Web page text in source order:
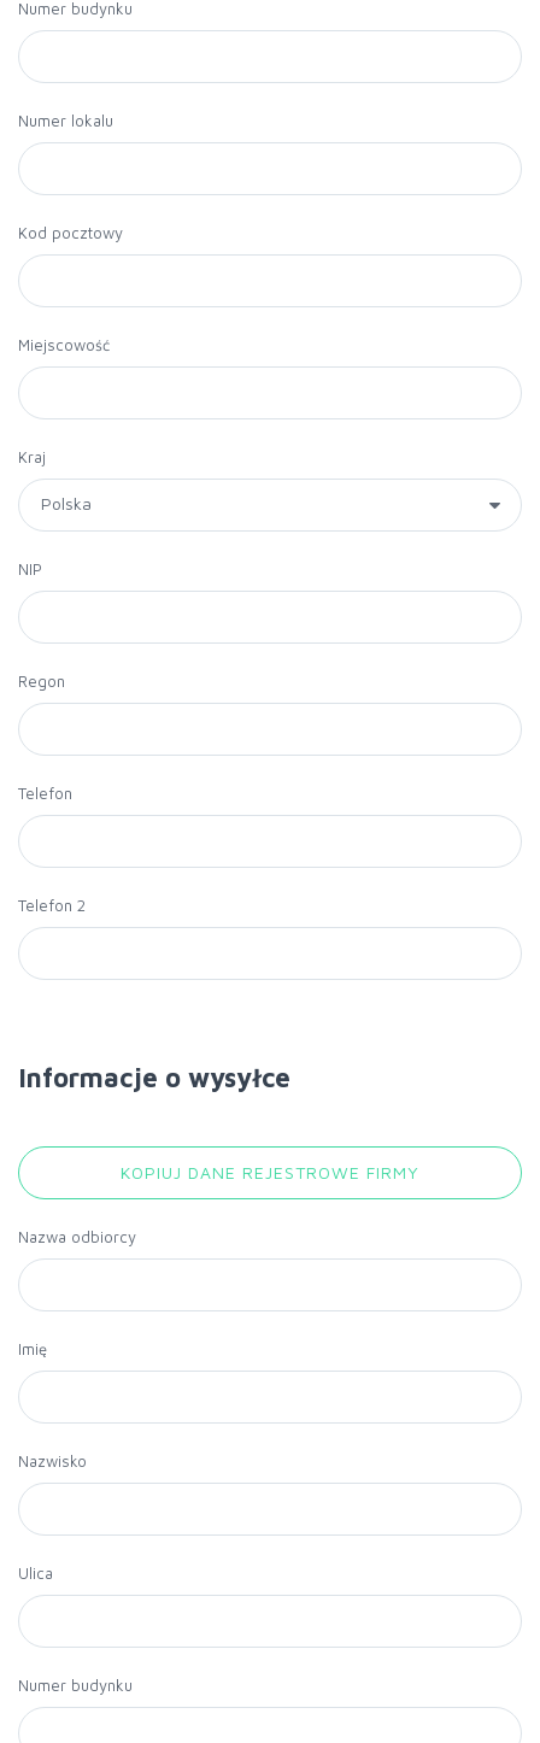
Numer budynku
Numer lokalu
Kod pocztowy
Miejscowość
Kraj
NIP
Regon
Telefon
Telefon 2
Informacje o wysyłce
KOPIUJ DANE REJESTROWE FIRMY
Nazwa odbiorcy
Imię
Nazwisko
Ulica
Numer budynku